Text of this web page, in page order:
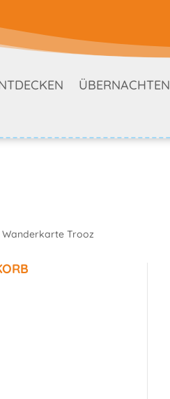
ÜBERNACHTEN
Trooz